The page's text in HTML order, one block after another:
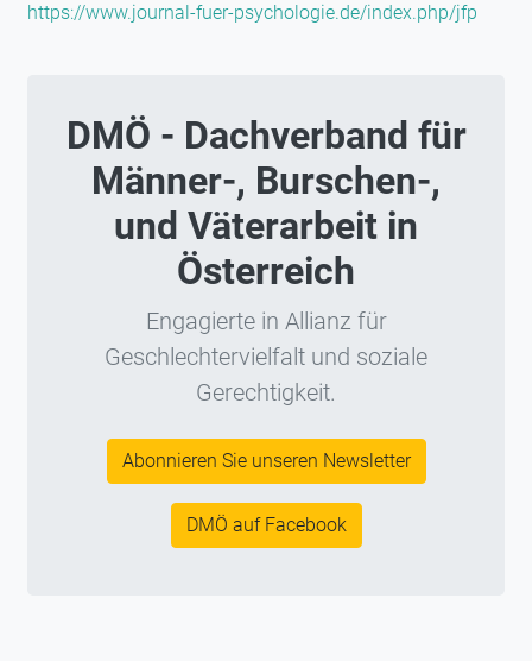
https://www.journal-fuer-psychologie.de/index.php/jfp
DMÖ - Dachverband für
Männer-, Burschen-,
und Väterarbeit in
Österreich
Engagierte in Allianz für
Geschlechtervielfalt und soziale
Gerechtigkeit.
Abonnieren Sie unseren Newsletter
DMÖ auf Facebook